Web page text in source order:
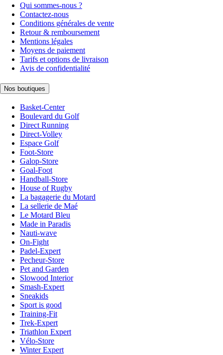
Qui sommes-nous ?
Contactez-nous
Conditions générales de vente
Retour & remboursement
Mentions légales
Moyens de paiement
Tarifs et options de livraison
Avis de confidentialité
Nos boutiques
Basket-Center
Boulevard du Golf
Direct Running
Direct-Volley
Espace Golf
Foot-Store
Galop-Store
Goal-Foot
Handball-Store
House of Rugby
La bagagerie du Motard
La sellerie de Maé
Le Motard Bleu
Made in Paradis
Nauti-wave
On-Fight
Padel-Expert
Pecheur-Store
Pet and Garden
Slowood Interior
Smash-Expert
Sneakids
Sport is good
Training-Fit
Trek-Expert
Triathlon Expert
Vélo-Store
Winter Expert